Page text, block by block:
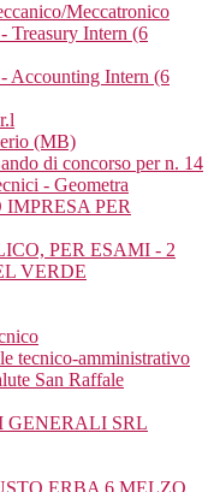
Meccatronico
Treasury Intern (6
Accounting Intern (6
(MB)
di concorso per n. 14
- Geometra
PER
PER ESAMI - 2
VERDE
tecnico-amministrativo
San Raffale
GENERALI SRL